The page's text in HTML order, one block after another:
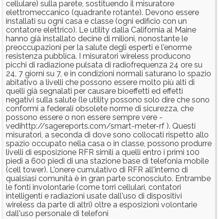
cellulare) sulla parete, sostituendo il misuratore
elettromeccanico (quadrante rotante). Devono essere
installati su ogni casa e classe (ogni edificio con un
contatore elettrico). Le utility dalla California al Maine
hanno già installato decine di milioni, nonostante le
preoccupazioni per la salute degli esperti e l'enorme
resistenza pubblica. I misuratori wireless producono
picchi di radiazione pulsata di radiofrequenza 24 ore su
24, 7 giorni su 7, e in condizioni normali saturano lo spazio
abitativo a livelli che possono essere molto più alti di
quelli già segnalati per causare bioeffetti ed effetti
negativi sulla salute (le utility possono solo dire che sono
conformi a federali obsolete norme di sicurezza, che
possono essere o non essere sempre vere -
vedihttp://sagereports.com/smart-meter-rf ). Questi
misuratori, a seconda di dove sono collocati rispetto allo
spazio occupato nella casa o in classe, possono produrre
livelli di esposizione RFR simili a quelli entro i primi 100
piedi a 600 piedi di una stazione base di telefonia mobile
(cell tower). L'onere cumulativo di RFR all'interno di
qualsiasi comunità è in gran parte sconosciuto. Entrambe
le fonti involontarie (come torri cellulari, contatori
intelligenti e radiazioni usate dall'uso di dispositivi
wireless da parte di altri) oltre a esposizioni volontarie
dall'uso personale di telefoni